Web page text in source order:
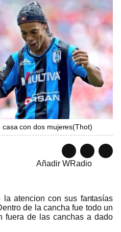
casa con dos mujeres(Thot)
Añadir WRadio
la atencion con sus fantasías
de la cancha fue todo un
fuera de las canchas a dado